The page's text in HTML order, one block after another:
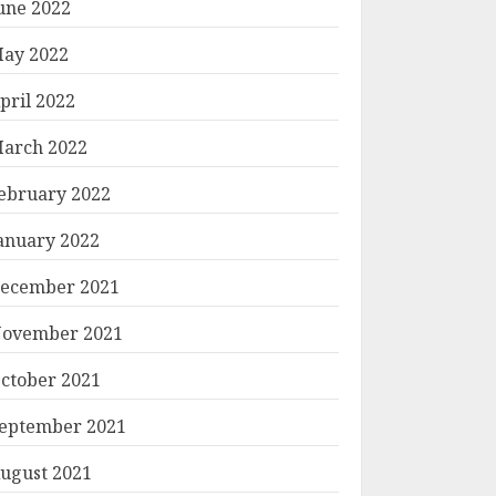
2022
2022
2022
2022
2022
2022
2021
2021
2021
2021
2021